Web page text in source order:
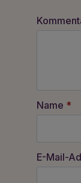
Name *
E-Mail-